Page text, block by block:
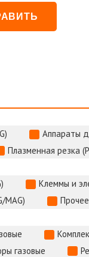
Аппараты
Плазменная резка
Клеммы и
MAG)
газовые